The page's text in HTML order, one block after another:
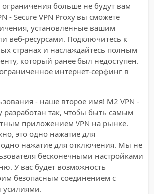
ограничения больше не будут вам
- Secure VPN Proxy вы сможете
установленные вашим
веб-ресурсами. Подключитесь к
странах и наслаждайтесь полным
который ранее был недоступен.
интернет-серфинг в
- наше второе имя! M2 VPN -
разработан так, чтобы быть самым
приложением VPN на рынке.
это одно нажатие для
нажатие для отключения. Мы не
бесконечными настройками
У вас будет возможность
безопасным соединением с